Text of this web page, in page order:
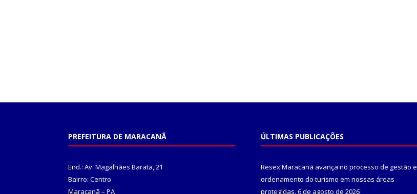
PREFEITURA DE MARACANÃ
End.: Av. Magalhães Barata, 21
Bairro: Centro
Maracanã – PA
ÚLTIMAS PUBLICAÇÕES
Resex Maracanã avança no processo de gestão e
ordenamento do turismo em nossas áreas
protegidas. 6 de agosto de 2026